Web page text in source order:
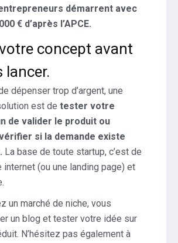
démarrent avec
€ d’après l’APCE.
concept avant
lancer.
dépenser trop d’argent, une
est de tester votre
de valider le produit ou
si la demande existe
La base de toute startup, c’est de
internet (ou une landing page) et
un marché de niche, vous
un blog et tester votre idée sur
N’hésitez pas également à